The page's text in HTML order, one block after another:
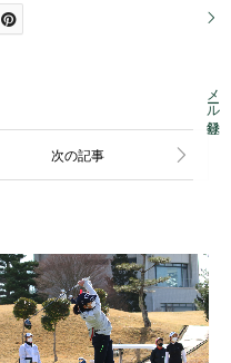
メール登録